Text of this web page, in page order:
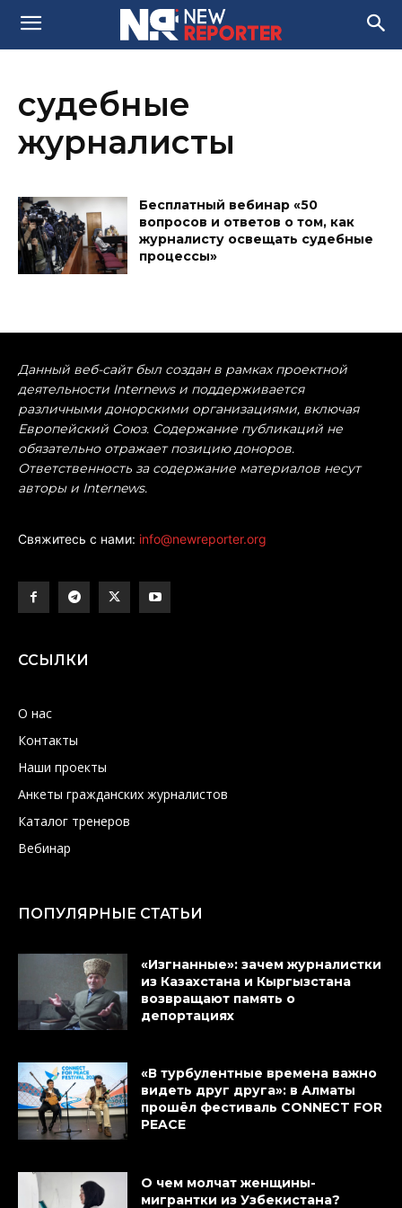
судебные
журналисты
Бесплатный вебинар «50
вопросов и ответов о том, как
журналисту освещать судебные
процессы»
Данный веб-сайт был создан в рамках проектной
деятельности Internews и поддерживается
различными донорскими организациями, включая
Европейский Союз. Содержание публикаций не
обязательно отражает позицию доноров.
Ответственность за содержание материалов несут
авторы и Internews.
Свяжитесь с нами: info@newreporter.org
ССЫЛКИ
О нас
Контакты
Наши проекты
Анкеты гражданских журналистов
Каталог тренеров
Вебинар
ПОПУЛЯРНЫЕ СТАТЬИ
«Изгнанные»: зачем журналистки
из Казахстана и Кыргызстана
возвращают память о
депортациях
«В турбулентные времена важно
видеть друг друга»: в Алматы
прошёл фестиваль CONNECT FOR
PEACE
О чем молчат женщины-
мигрантки из Узбекистана?